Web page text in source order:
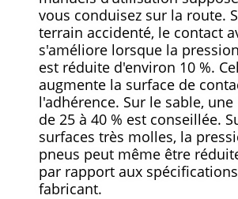
vous conduisez sur la route.
terrain accidenté, le contact
s'améliore lorsque la
est réduite d'environ 10 %.
augmente la surface de
l'adhérence. Sur le sable,
de 25 à 40 % est conseillée.
surfaces très molles, la
pneus peut même être
par rapport aux
fabricant.